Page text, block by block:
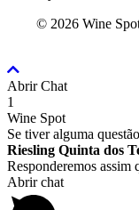
© 2026 Wine
Voltar
para
o
topo
Abrir Chat
1
Wine Spot
Se tiver alguma
Riesling Quinta dos
Responderemos assim
Abrir chat